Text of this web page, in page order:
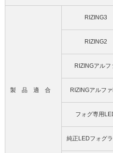
製品適合
RIZING3
RIZING2
RIZINGアルフ
RIZINGアルフ
フォグ専用
純正LEDフォグラ